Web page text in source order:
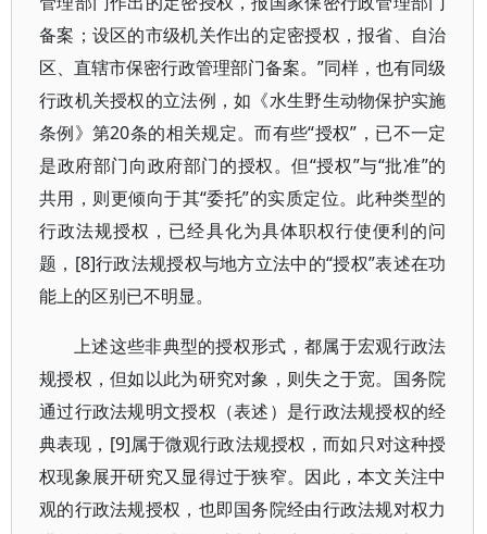
备案；设区的市级机关作出的定密授权，报省、自治
区、直辖市保密行政管理部门备案。”同样，也有同级
行政机关授权的立法例，如《水生野生动物保护实施
条例》第20条的相关规定。而有些“授权”，已不一定
是政府部门向政府部门的授权。但“授权”与“批准”的
共用，则更倾向于其“委托”的实质定位。此种类型的
行政法规授权，已经具化为具体职权行使便利的问
题，[8]行政法规授权与地方立法中的“授权”表述在功
能上的区别已不明显。
上述这些非典型的授权形式，都属于宏观行政法
规授权，但如以此为研究对象，则失之于宽。国务院
通过行政法规明文授权（表述）是行政法规授权的经
典表现，[9]属于微观行政法规授权，而如只对这种授
权现象展开研究又显得过于狭窄。因此，本文关注中
观的行政法规授权，也即国务院经由行政法规对权力